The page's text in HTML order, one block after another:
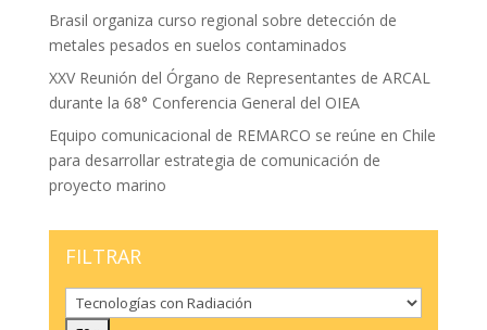
Brasil organiza curso regional sobre detección de
metales pesados en suelos contaminados
XXV Reunión del Órgano de Representantes de ARCAL
durante la 68° Conferencia General del OIEA
Equipo comunicacional de REMARCO se reúne en Chile
para desarrollar estrategia de comunicación de
proyecto marino
FILTRAR